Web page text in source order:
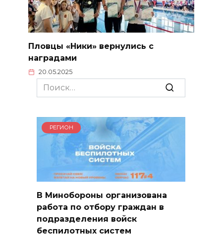
Пловцы «Ники» вернулись с
наградами
20.05.2025
Search
for:
РЕГИОН
В Минобороны организована
работа по отбору граждан в
подразделения войск
беспилотных систем